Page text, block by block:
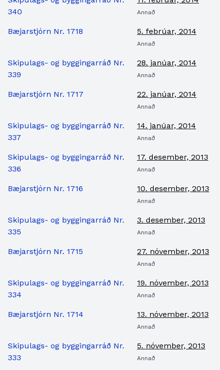
340
Annað
Bæjarstjórn Nr. 1718 5. febrúar, 2014
Annað
Skipulags- og byggingarráð Nr.
339
28. janúar, 2014
Annað
Bæjarstjórn Nr. 1717 22. janúar, 2014
Annað
Skipulags- og byggingarráð Nr.
337
14. janúar, 2014
Annað
Skipulags- og byggingarráð Nr.
336
17. desember, 2013
Annað
Bæjarstjórn Nr. 1716 10. desember, 2013
Annað
Skipulags- og byggingarráð Nr.
335
3. desember, 2013
Annað
Bæjarstjórn Nr. 1715 27. nóvember, 2013
Annað
Skipulags- og byggingarráð Nr.
334
19. nóvember, 2013
Annað
Bæjarstjórn Nr. 1714 13. nóvember, 2013
Annað
Skipulags- og byggingarráð Nr.
333
5. nóvember, 2013
Annað